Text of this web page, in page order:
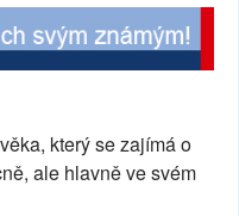
který se zajímá o
ale hlavně ve svém